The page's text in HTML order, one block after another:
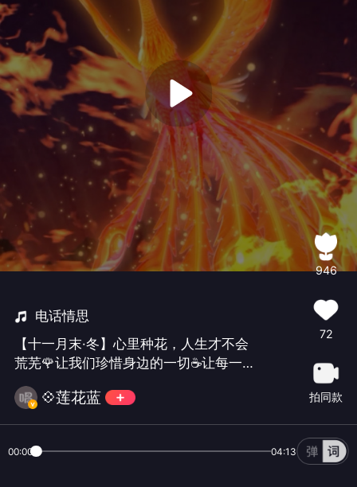
电话情思
【十一月末·冬】心里种花，人生才不会
荒芜🌹让我们珍惜身边的一切☕️让每一
天都充满希望和美好！一首欢快的歌曲💃
送你们—》冬日暖阳☀️…#周末嗨歌#
💠莲花蓝
946
72
拍同款
00:00 04:13